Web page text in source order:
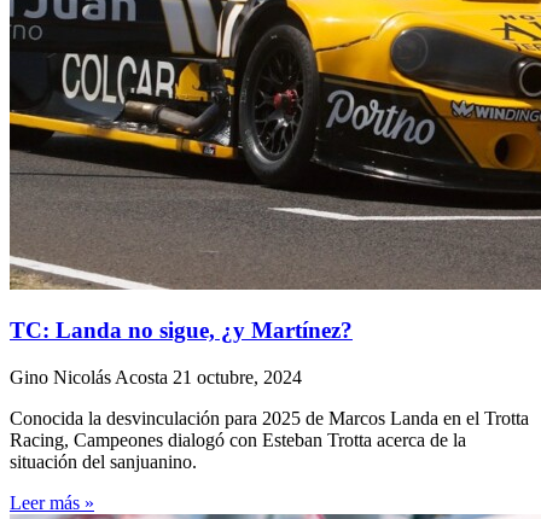
TC: Landa no sigue, ¿y Martínez?
Gino Nicolás Acosta 21 octubre, 2024
Conocida la desvinculación para 2025 de Marcos Landa en el Trotta
Racing, Campeones dialogó con Esteban Trotta acerca de la
situación del sanjuanino.
Leer más »